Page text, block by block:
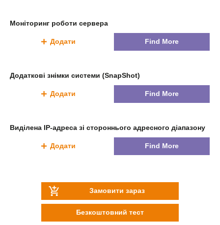
Моніторинг роботи сервера
Додати Find More
Додаткові знімки системи (SnapShot)
Додати Find More
Виділена IP-адреса зі стороннього адресного діапазону
Додати Find More
Замовити зараз
Безкоштовний тест